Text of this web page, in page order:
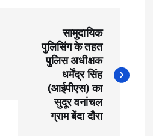
सामुदायिक
पुलिसिंग के तहत
पुलिस अधीक्षक
धर्मेंद्र सिंह
(आईपीएस) का
सुदूर वनांचल
ग्राम बेंदा दौरा